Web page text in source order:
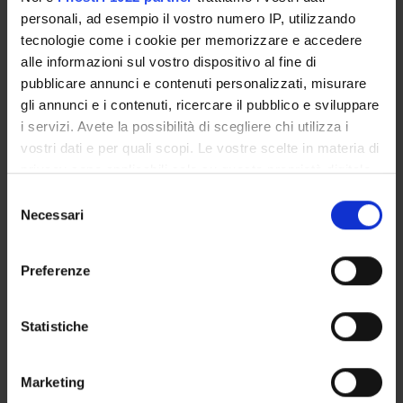
personali, ad esempio il vostro numero IP, utilizzando
tecnologie come i cookie per memorizzare e accedere
alle informazioni sul vostro dispositivo al fine di
pubblicare annunci e contenuti personalizzati, misurare
gli annunci e i contenuti, ricercare il pubblico e sviluppare
i servizi. Avete la possibilità di scegliere chi utilizza i
vostri dati e per quali scopi. Le vostre scelte in materia di
privacy sono applicabili solo su questa proprietà digitale
modificare o revocare il proprio consenso in qualsiasi
momento dalla Dichiarazione sui cookie o facendo clic
raccogliere informazioni sulla tua posizione
geografica, con un'approssimazione di qualche
Identificare il tuo dispositivo, scansionandolo
delNecessari
Preferenze
Statistiche
Marketing
Bernardo Dalla Bernardina
Mario Pezzotti
Full Professor
Infantile Neuropsychiatry Section
ACTIVITIES
PHD PROGRAMMES